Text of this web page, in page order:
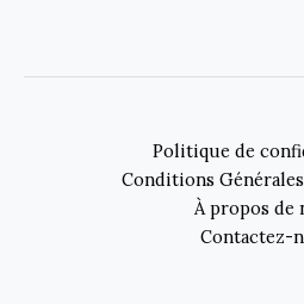
Politique de
Conditions
À propos de
Contactez-